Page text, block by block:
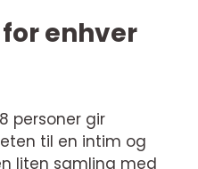
enhver
personer gir
til en intim og
liten samling med